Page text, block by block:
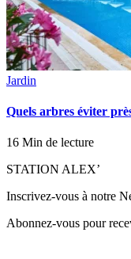
Jardin
Quels arbres éviter
16 Min de lecture
STATION ALEX’
Inscrivez-vous à notre
Abonnez-vous pour